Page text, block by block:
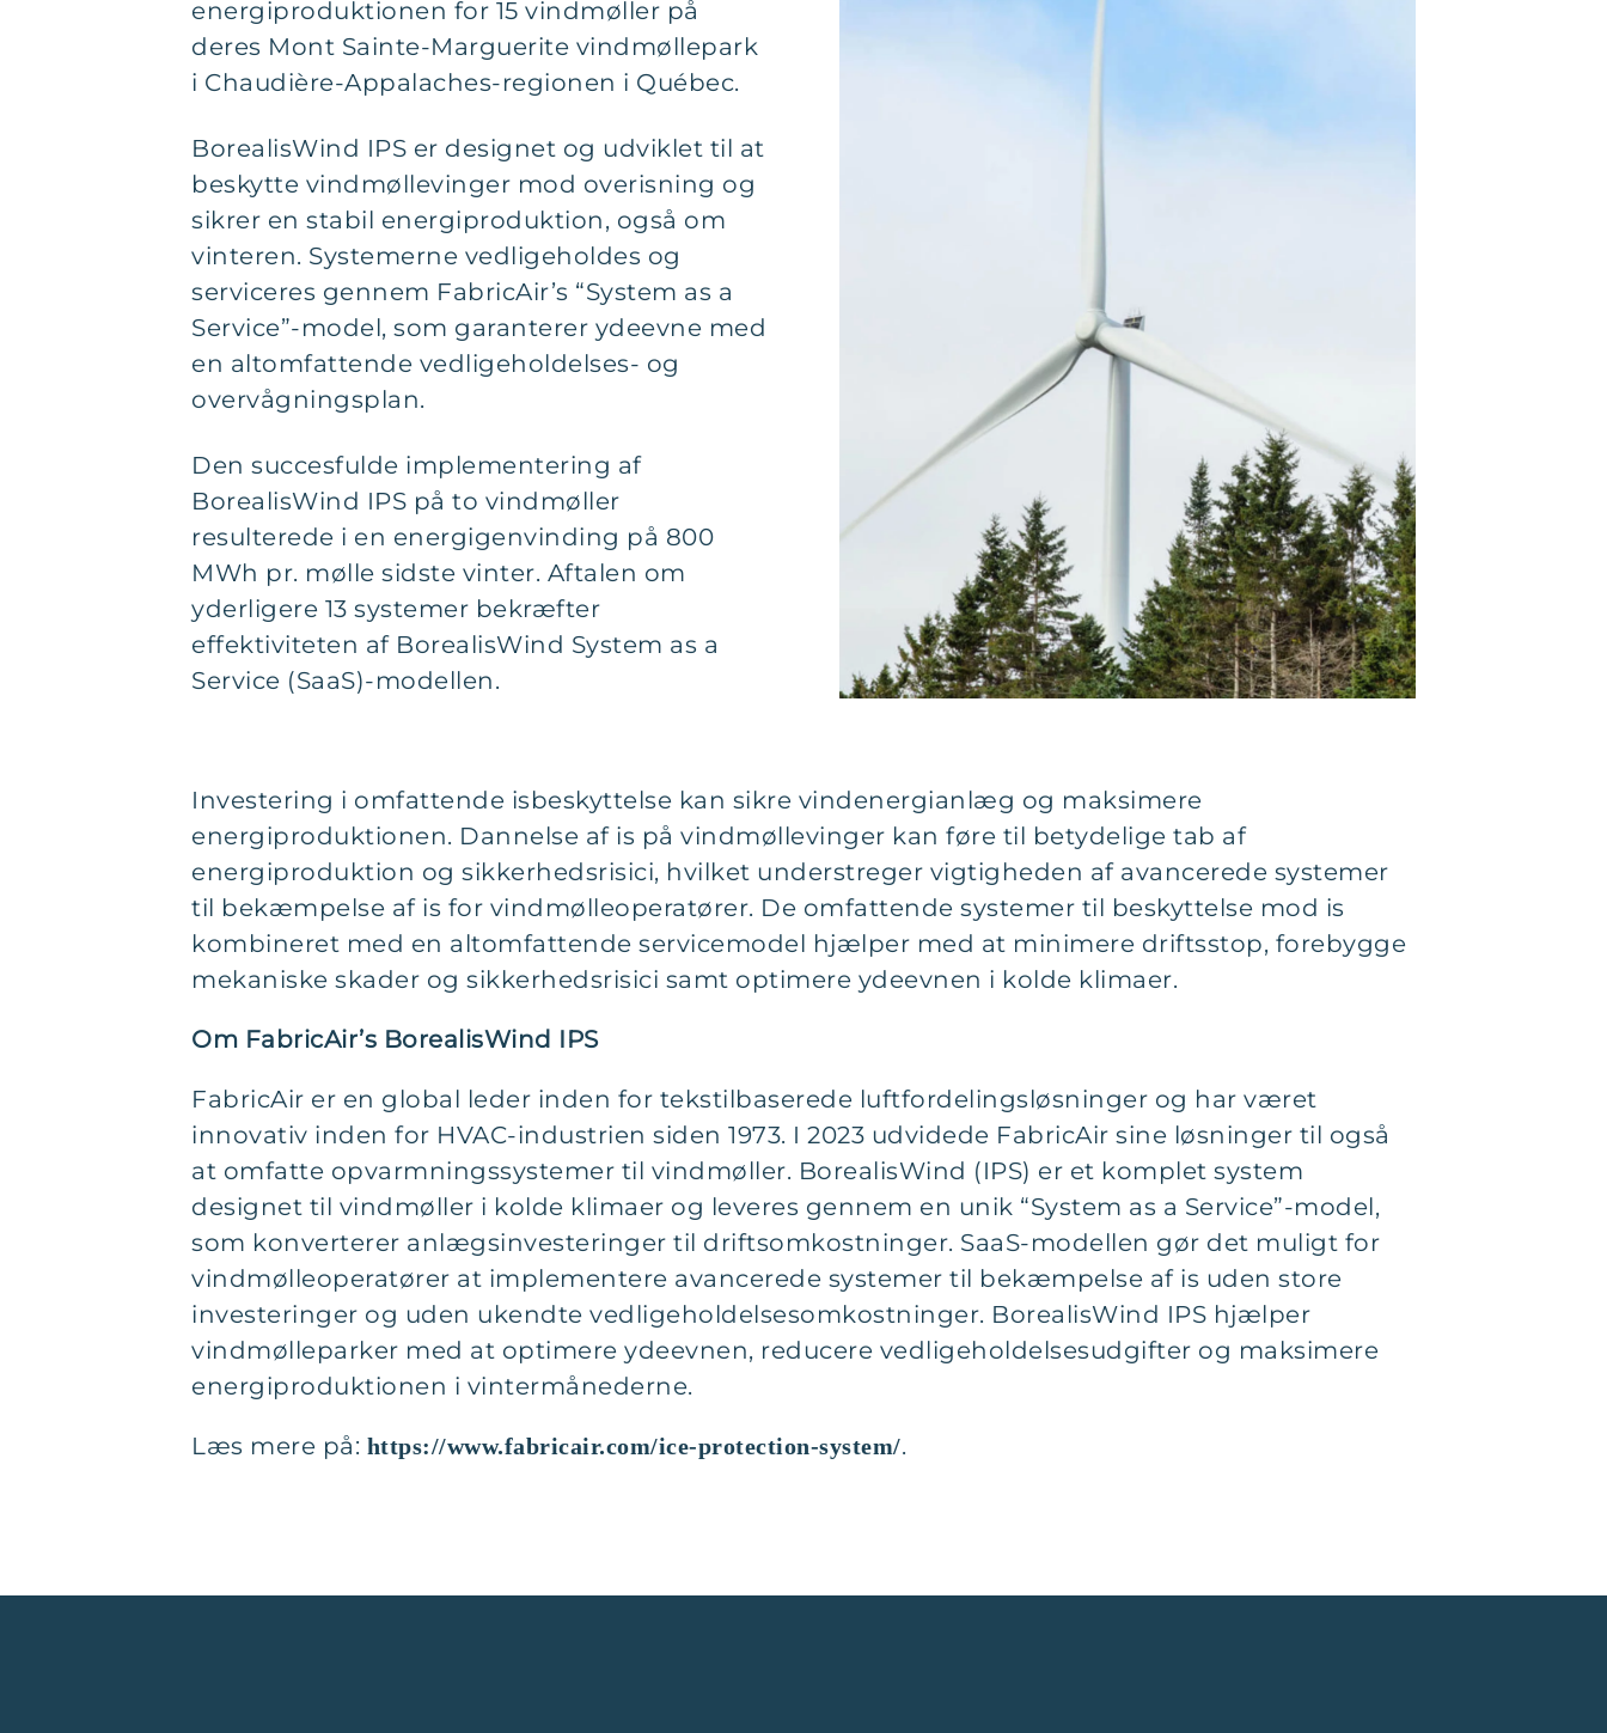
energiproduktionen for 15 vindmøller på
deres Mont Sainte-Marguerite vindmøllepark
i Chaudière-Appalaches-regionen i Québec.
BorealisWind IPS er designet og udviklet til at
beskytte vindmøllevinger mod overisning og
sikrer en stabil energiproduktion, også om
vinteren. Systemerne vedligeholdes og
serviceres gennem FabricAir’s “System as a
Service”-model, som garanterer ydeevne med
en altomfattende vedligeholdelses- og
overvågningsplan.
Den succesfulde implementering af
BorealisWind IPS på to vindmøller
resulterede i en energigenvinding på 800
MWh pr. mølle sidste vinter. Aftalen om
yderligere 13 systemer bekræfter
effektiviteten af BorealisWind System as a
Service (SaaS)-modellen.
Investering i omfattende isbeskyttelse kan sikre vindenergianlæg og maksimere
energiproduktionen. Dannelse af is på vindmøllevinger kan føre til betydelige tab af
energiproduktion og sikkerhedsrisici, hvilket understreger vigtigheden af avancerede systemer
til bekæmpelse af is for vindmølleoperatører. De omfattende systemer til beskyttelse mod is
kombineret med en altomfattende servicemodel hjælper med at minimere driftsstop, forebygge
mekaniske skader og sikkerhedsrisici samt optimere ydeevnen i kolde klimaer.
Om FabricAir’s BorealisWind IPS
FabricAir er en global leder inden for tekstilbaserede luftfordelingsløsninger og har været
innovativ inden for HVAC-industrien siden 1973. I 2023 udvidede FabricAir sine løsninger til også
at omfatte opvarmningssystemer til vindmøller. BorealisWind (IPS) er et komplet system
designet til vindmøller i kolde klimaer og leveres gennem en unik “System as a Service”-model,
som konverterer anlægsinvesteringer til driftsomkostninger. SaaS-modellen gør det muligt for
vindmølleoperatører at implementere avancerede systemer til bekæmpelse af is uden store
investeringer og uden ukendte vedligeholdelsesomkostninger. BorealisWind IPS hjælper
vindmølleparker med at optimere ydeevnen, reducere vedligeholdelsesudgifter og maksimere
energiproduktionen i vintermånederne.
Læs mere på: https://www.fabricair.com/ice-protection-system/.